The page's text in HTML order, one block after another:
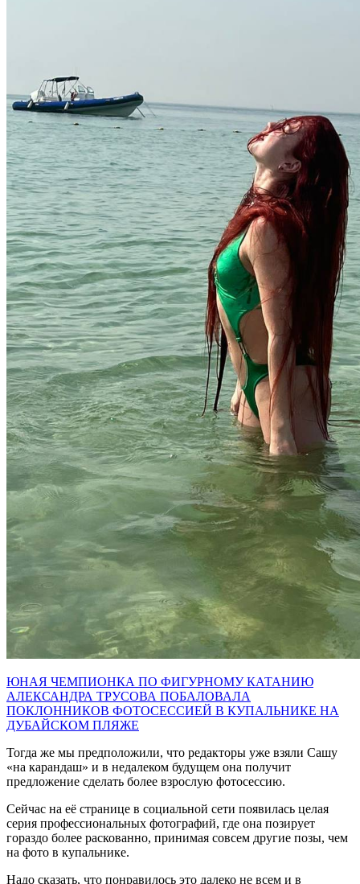
ЮНАЯ ЧЕМПИОНКА ПО ФИГУРНОМУ КАТАНИЮ
АЛЕКСАНДРА ТРУСОВА ПОБАЛОВАЛА
ПОКЛОННИКОВ ФОТОСЕССИЕЙ В КУПАЛЬНИКЕ НА
ДУБАЙСКОМ ПЛЯЖЕ
Тогда же мы предположили, что редакторы уже взяли Сашу
«на карандаш» и в недалеком будущем она получит
предложение сделать более взрослую фотосессию.
Сейчас на её странице в социальной сети появилась целая
серия профессиональных фотографий, где она позирует
гораздо более раскованно, принимая совсем другие позы, чем
на фото в купальнике.
Надо сказать, что понравилось это далеко не всем и в